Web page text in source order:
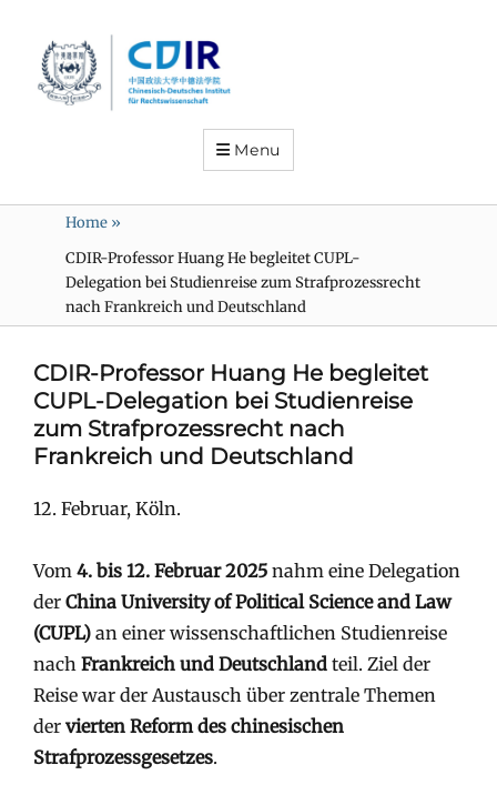
Menu
Home »
CDIR-Professor Huang He begleitet CUPL-
Delegation bei Studienreise zum Strafprozessrecht
nach Frankreich und Deutschland
CDIR-Professor Huang He begleitet
CUPL-Delegation bei Studienreise
zum Strafprozessrecht nach
Frankreich und Deutschland
12. Februar, Köln.
Vom 4. bis 12. Februar 2025 nahm eine Delegation
der China University of Political Science and Law
(CUPL) an einer wissenschaftlichen Studienreise
nach Frankreich und Deutschland teil. Ziel der
Reise war der Austausch über zentrale Themen
der vierten Reform des chinesischen
Strafprozessgesetzes.